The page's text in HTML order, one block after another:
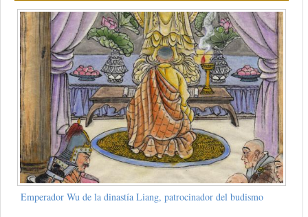
Emperador Wu de la dinastía Liang, patrocinador del budismo